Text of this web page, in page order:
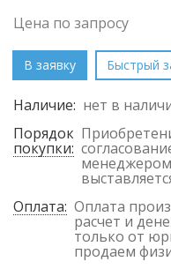
Цена по запросу
В заявку Быстрый
Наличие: нет в
Порядок
покупки:
Оплата: Оплата
расчет и
только от
продаем